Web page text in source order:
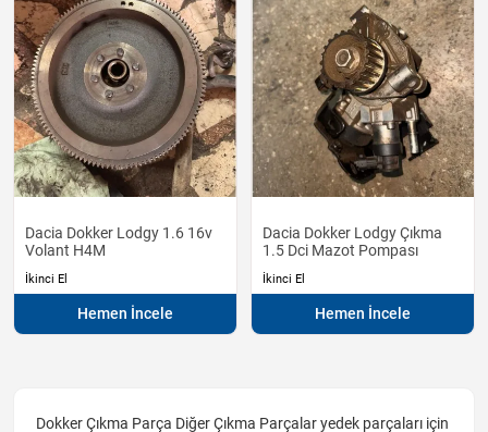
Dacia Dokker Lodgy 1.6 16v
Volant H4M
İkinci El
Hemen İncele
Dacia Dokker Lodgy Çıkma
1.5 Dci Mazot Pompası
İkinci El
Hemen İncele
Dokker Çıkma Parça Diğer Çıkma Parçalar yedek parçaları için